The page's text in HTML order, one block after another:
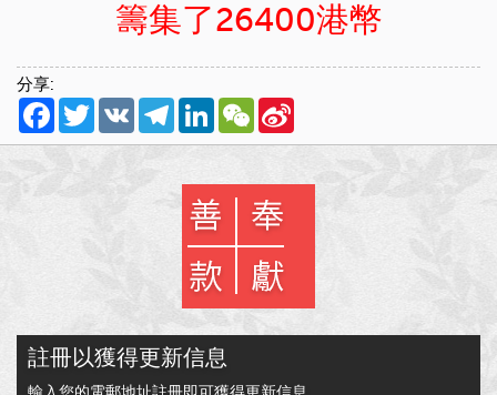
籌集了26400港幣
分享:
Facebook
TwitterVK TelegramLinkedInWeChat
註冊以獲得更新信息